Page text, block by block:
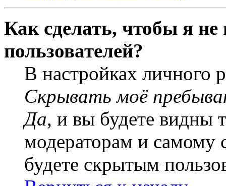
Как сделать, чтобы я
пользователей?
В настройках личного
Скрывать моё
Да, и вы будете видны
модераторам и самому
будете скрытым